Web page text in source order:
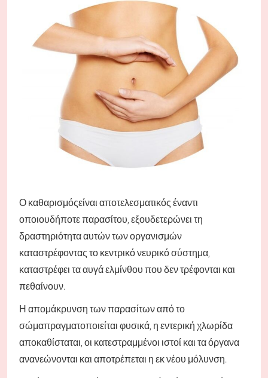
Ο καθαρισμόςείναι αποτελεσματικός έναντι
οποιουδήποτε παρασίτου, εξουδετερώνει τη
δραστηριότητα αυτών των οργανισμών
καταστρέφοντας το κεντρικό νευρικό σύστημα,
καταστρέφει τα αυγά ελμίνθου που δεν τρέφονται και
πεθαίνουν.
Η απομάκρυνση των παρασίτων από το
σώμαπραγματοποιείται φυσικά, η εντερική χλωρίδα
αποκαθίσταται, οι κατεστραμμένοι ιστοί και τα όργανα
ανανεώνονται και αποτρέπεται η εκ νέου μόλυνση.